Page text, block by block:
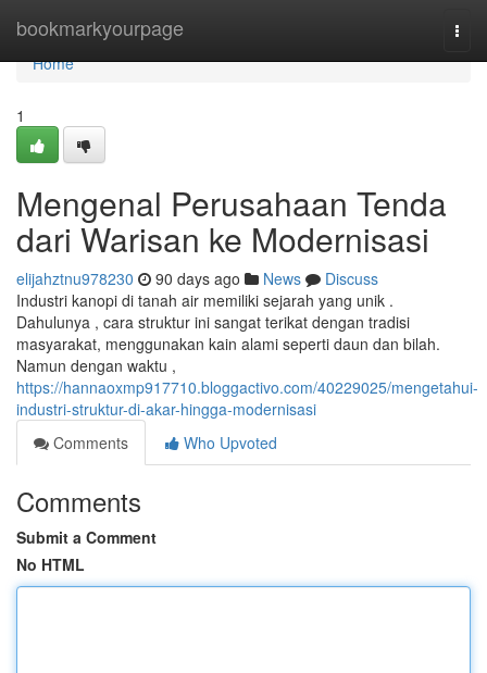
bookmarkyourpage
Home
Home
1
Mengenal Perusahaan Tenda
dari Warisan ke Modernisasi
elijahztnu978230 90 days ago News
Discuss
Industri kanopi di tanah air memiliki sejarah yang unik .
Dahulunya , cara struktur ini sangat terikat dengan tradisi
masyarakat, menggunakan kain alami seperti daun dan bilah.
Namun dengan waktu ,
https://hannaoxmp917710.bloggactivo.com/40229025/mengetahui-
industri-struktur-di-akar-hingga-modernisasi
Comments
Who Upvoted
Comments
Submit a Comment
No HTML